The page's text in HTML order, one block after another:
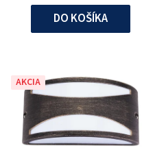
DO KOŠÍKA
AKCIA